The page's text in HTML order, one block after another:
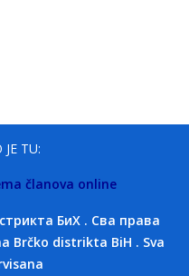
TU:
članova online
БиХ . Сва права
Brčko distrikta BiH . Sva